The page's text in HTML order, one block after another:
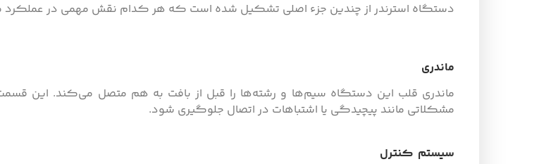
دستگاه استرندر از چندین جزء اصلی تشکیل شده است که هر کدام نقش مهمی در عملکرد کلی
ماندری
ماندری قلب این دستگاه سیم‌ها و رشته‌ها را قبل از بافت به هم متصل می‌کند. این قسمت
مشکلاتی مانند پیچیدگی یا اشتباهات در اتصال جلوگیری شود.
سیستم کنترل